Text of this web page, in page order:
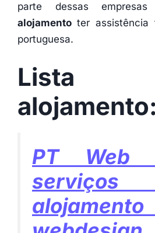
parte dessas
alojamento ter assistência
portuguesa.
alojamento:
PT Web